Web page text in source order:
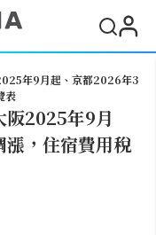
年9月起、京都2026年3
表
阪2025年9月
，住宿費用稅